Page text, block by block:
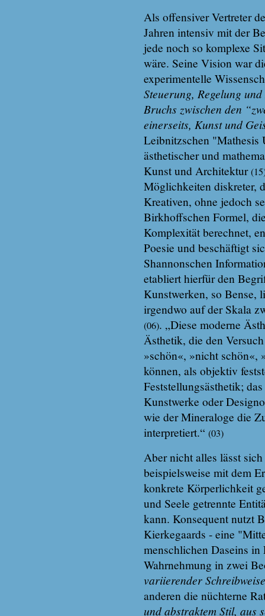
Als offensiver Vertreter
Jahren intensiv mit der
jede noch so komplexe
wäre. Seine Vision war
experimentelle
Steuerung, Regelung
Bruchs zwischen den
einerseits, Kunst und
Leibnitzschen "Mathesis
ästhetischer und
Kunst und Architektur
Möglichkeiten diskreter,
Kreativen, ohne jedoch
Birkhoffschen Formel,
Komplexität berechnet,
Poesie und beschäftigt
Shannonschen
etabliert hierfür den
Kunstwerken, so Bense,
irgendwo auf der Skala
(06). „Diese moderne
Ästhetik, die den
»schön«, »nicht schön«,
können, als objektiv
Feststellungsästhetik;
Kunstwerke oder
wie der Mineraloge die
interpretiert.“ (03)
Aber nicht alles lässt
beispielsweise mit dem
konkrete Körperlichkeit
und Seele getrennte
kann. Konsequent nutzt
Kierkegaards - eine
menschlichen Daseins
Wahrnehmung in zwei
variierender Schreibweise
anderen die nüchterne
und abstraktem Stil, aus